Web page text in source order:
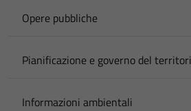
Opere pubbliche
Pianificazione e governo del
Informazioni ambientali